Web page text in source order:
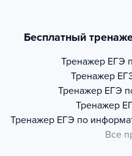
Бесплатный
Тренажер ЕГЭ
Тренажер
Тренажер ЕГЭ
Тренажер
Тренажер ЕГЭ по
Все